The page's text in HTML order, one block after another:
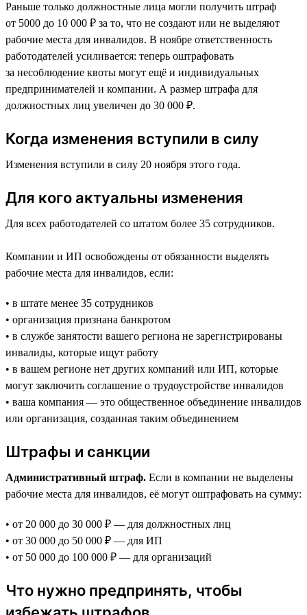
Раньше только должностные лица могли получить штраф
от 5000 до 10 000 ₽ за то, что не создают или не выделяют
рабочие места для инвалидов. В ноябре ответственность
работодателей усиливается: теперь оштрафовать
за несоблюдение квоты могут ещё и индивидуальных
предпринимателей и компании. А размер штрафа для
должностных лиц увеличен до 30 000 ₽.
Когда изменения вступили в силу
Изменения вступили в силу 20 ноября этого года.
Для кого актуальны изменения
Для всех работодателей со штатом более 35 сотрудников.
Компании и ИП освобождены от обязанности выделять
рабочие места для инвалидов, если:
• в штате менее 35 сотрудников
• организация признана банкротом
• в службе занятости вашего региона не зарегистрированы
инвалиды, которые ищут работу
• в вашем регионе нет других компаний или ИП, которые
могут заключить соглашение о трудоустройстве инвалидов
• ваша компания — это общественное объединение инвалидов
или организация, созданная таким объединением
Штрафы и санкции
Административный штраф. Если в компании не выделены
рабочие места для инвалидов, её могут оштрафовать на сумму:
• от 20 000 до 30 000 ₽ — для должностных лиц
• от 30 000 до 50 000 ₽ — для ИП
• от 50 000 до 100 000 ₽ — для организаций
Что нужно предпринять, чтобы